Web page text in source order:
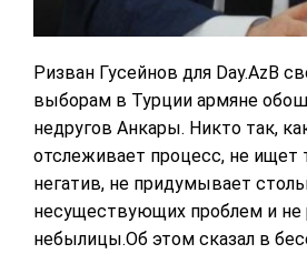
Ризван Гусейнов для Day.AzВ
выборам в Турции армяне
недругов Анкары. Никто так,
отслеживает процесс, не ищет
негатив, не придумывает
несуществующих проблем и не
небылицы.Об этом сказал в